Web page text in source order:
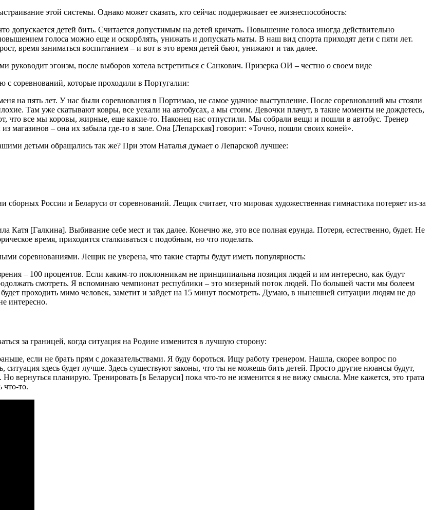
этой системы. Однако может сказать, кто сейчас поддерживает ее жизнеспособность:
детей бить. Считается допустимым на детей кричать. Повышение голоса иногда действительно
голоса можно еще и оскорблять, унижать и допускать маты. В наш вид спорта приходят дети с пяти лет.
время заниматься воспитанием – и вот в это время детей бьют, унижают и так далее.
с соревнований, которые проходили в Португалии:
на пять лет. У нас были соревнования в Портимао, не самое удачное выступление. После соревнований мы стояли
Там уже скатывают ковры, все уехали на автобусах, а мы стоим. Девочки плачут, в такие моменты не дождетесь,
что все мы коровы, жирные, еще какие-то. Наконец нас отпустили. Мы собрали вещи и пошли в автобус. Тренер
магазинов – она их забыла где-то в зале. Она [Лепарская] говорит: «Точно, пошли своих коней».
детьми обращались так же? При этом Наталья думает о Лепарской лучшее:
России и Беларуси от соревнований. Лещик считает, что мировая художественная гимнастика потеряет из-за
Катя [Галкина]. Выбивание себе мест и так далее. Конечно же, это все полная ерунда. Потеря, естественно, будет. Не
время, приходится сталкиваться с подобным, но что поделать.
соревнованиями. Лещик не уверена, что такие старты будут иметь популярность:
– 100 процентов. Если каким-то поклонникам не принципиальна позиция людей и им интересно, как будут
смотреть. Я вспоминаю чемпионат республики – это мизерный поток людей. По большей части мы болеем
проходить мимо человек, заметит и зайдет на 15 минут посмотреть. Думаю, в нынешней ситуации людям не до
интересно.
за границей, когда ситуация на Родине изменится в лучшую сторону:
если не брать прям с доказательствами. Я буду бороться. Ищу работу тренером. Нашла, скорее вопрос по
здесь будет лучше. Здесь существуют законы, что ты не можешь бить детей. Просто другие нюансы будут,
вернуться планирую. Тренировать [в Беларуси] пока что-то не изменится я не вижу смысла. Мне кажется, это трата
что-то.